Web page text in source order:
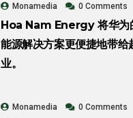
Monamedia 0 Comments
Hoa Nam Energy 将华为
能源解决方案更便捷地带给
业。
Monamedia 0 Comments